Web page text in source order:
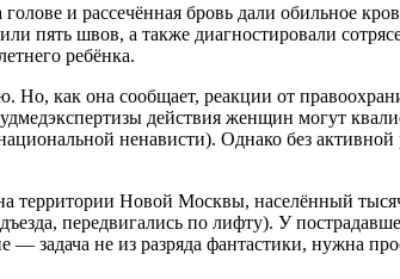
и рассечённая бровь дали обильное
пять швов, а также диагностировали
ребёнка.
как она сообщает, реакции от
действия женщин могут
ненависти). Однако без
Новой Москвы, населённый
передвигались по лифту). У
задача не из разряда фантастики, нужна